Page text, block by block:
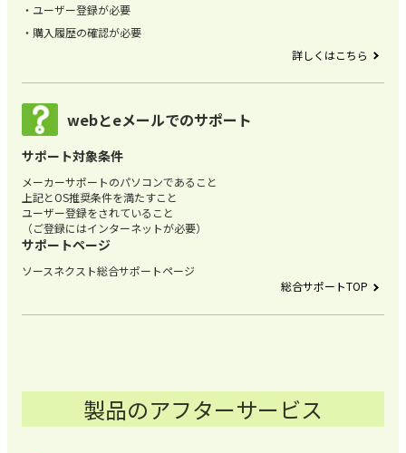
ユーザー登録が必要
購入履歴の確認が必要
詳しくはこちら
webとeメールでのサポート
サポート対象条件
メーカーサポートのパソコンであること
上記とOS推奨条件を満たすこと
ユーザー登録をされていること
（ご登録にはインターネットが必要）
サポートページ
ソースネクスト総合サポートページ
総合サポートTOP
製品のアフターサービス